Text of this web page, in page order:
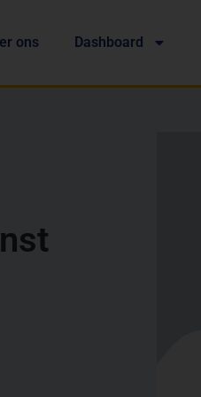
ons Dashboard